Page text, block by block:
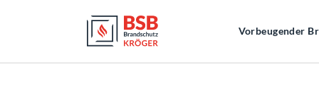
Vorbeugender